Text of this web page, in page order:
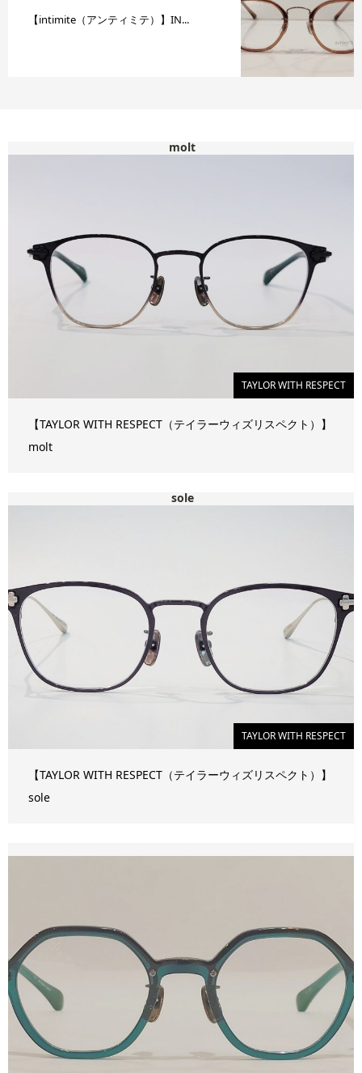
【intimite（アンティミテ）】IN...
molt
TAYLOR WITH RESPECT
【TAYLOR WITH RESPECT（テイラーウィズリスペクト）】
molt
sole
TAYLOR WITH RESPECT
【TAYLOR WITH RESPECT（テイラーウィズリスペクト）】
sole